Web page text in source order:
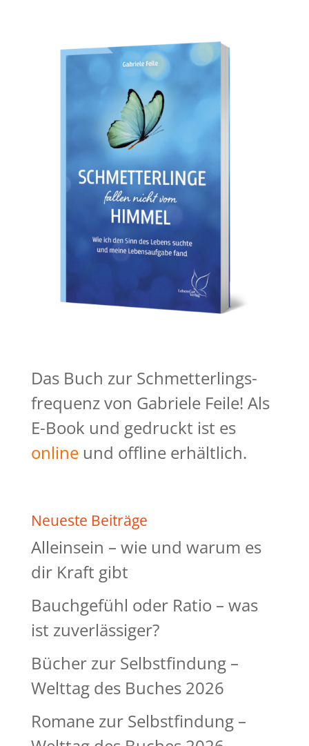
Das Buch zur Schmetterlings-
frequenz von Gabriele Feile! Als
E-Book und gedruckt ist es
onlineund offline erhältlich.
Neueste Beiträge
Alleinsein – wie und warum es
dir Kraft gibt
Bauchgefühl oder Ratio – was
ist zuverlässiger?
Bücher zur Selbstfindung –
Welttag des Buches 2026
Romane zur Selbstfindung –